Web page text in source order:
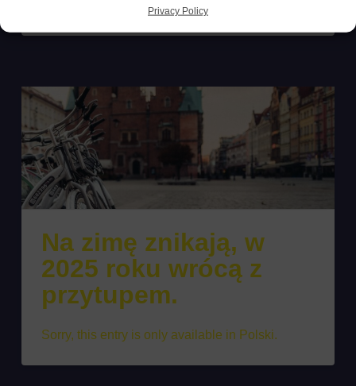
Privacy Policy
Sorry, this entry is only available in Polski.
Na zimę znikają, w
2025 roku wrócą z
przytupem.
Sorry, this entry is only available in Polski.